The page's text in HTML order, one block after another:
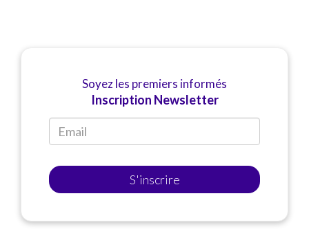
Soyez les premiers informés
Inscription Newsletter
S'inscrire